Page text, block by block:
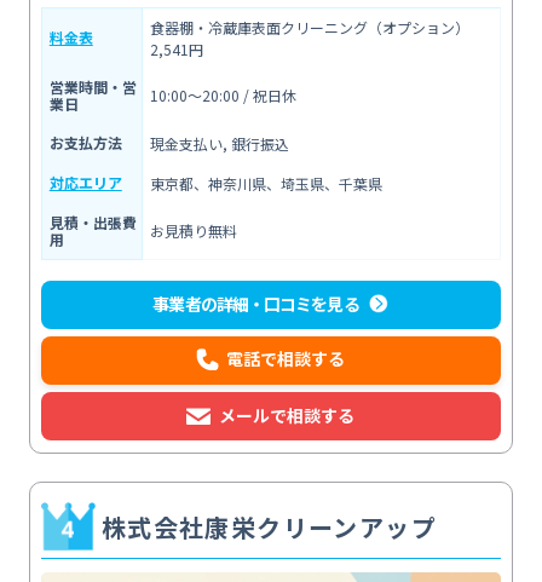
料金表
食器棚・冷蔵庫表面クリーニング（オプション）
2,541円
営業時間・営
業日
10:00〜20:00 / 祝日休
お支払方法
現金支払い, 銀行振込
対応エリア
東京都、神奈川県、埼玉県、千葉県
見積・出張費
用
お見積り無料
事業者の詳細・口コミを見る
電話で相談する
メールで相談する
株式会社康栄クリーンアップ